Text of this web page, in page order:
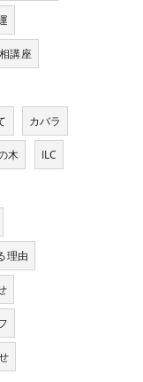
講座
カバラ
木 ILC
理由